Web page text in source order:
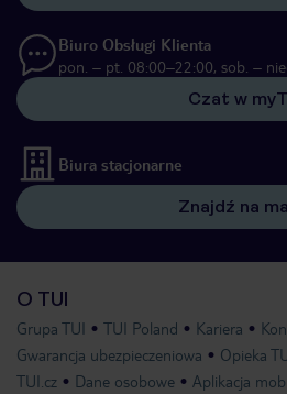
Biuro Obsługi Klienta
pon. – pt. 08:00–22:00, sob. –
Czat w
Biura stacjonarne
Znajdź na
O TUI
Grupa TUI TUI Poland Kariera
Gwarancja ubezpieczeniowa
Opieka
TUI.cz
Dane osobowe Aplikacja